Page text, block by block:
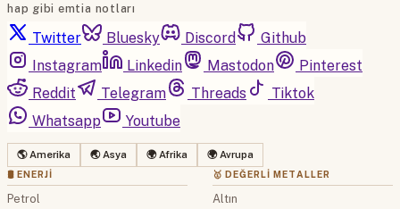
hap gibi emtia notları
Twitter Bluesky Discord
Github
Instagram
Linkedin Mastodon
Pinterest
Reddit
Telegram Threads
Tiktok
Whatsapp
Youtube
🌎 Amerika 🌏 Asya 🌍 Afrika 🌍 Avrupa
🛢 ENERJI
Petrol
🥇 DEĞERLI METALLER
Altın